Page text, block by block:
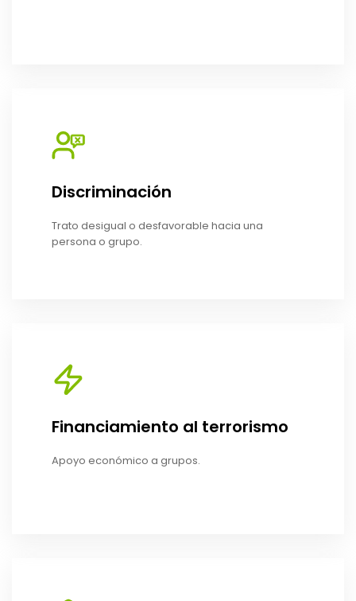
Discriminación
Trato desigual o desfavorable hacia una
persona o grupo.
Financiamiento al terrorismo
Apoyo económico a grupos.